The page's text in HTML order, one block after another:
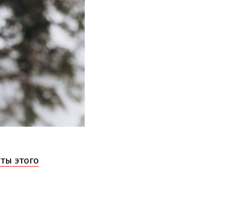
этого